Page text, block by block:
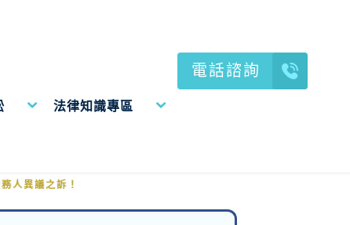
法律知識專區
電話諮詢
人異議之訴！